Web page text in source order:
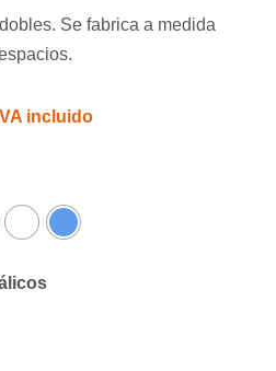
Se fabrica a medida
IVA incluido